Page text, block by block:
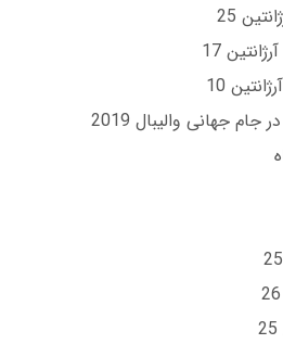
جهانی والیبال 2019